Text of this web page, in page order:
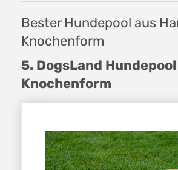
Bester Hundepool aus
Knochenform
5. DogsLand
Knochenform